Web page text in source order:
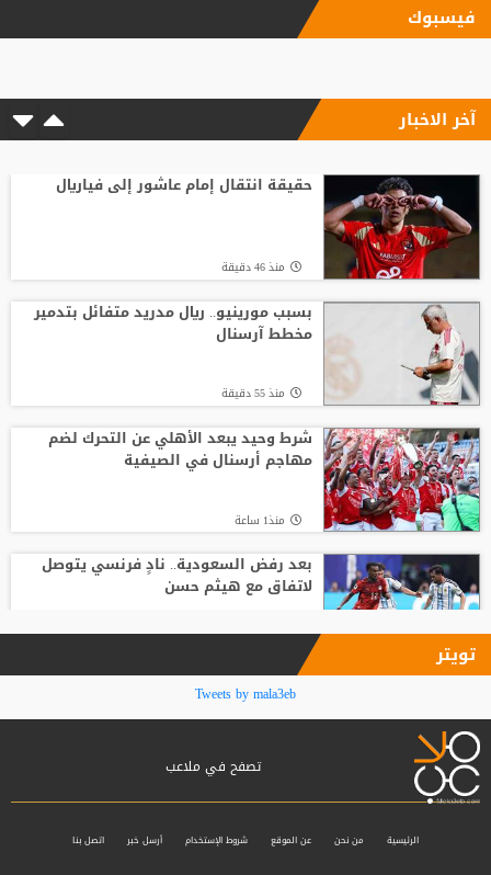
بعد رفض السعودية.. نادٍ فرنسي يتوصل
سعودي !!
الدرعية يتحرك لضم نجم الهلال !!!
من الأهلي السعودي للبريميرليج.. يايسله
يقود نيوكاسل رسميًا
فيسبوك
آخر الاخبار
حقيقة انتقال إمام عاشور إلى فياريال
منذ 46 دقيقة
بسبب مورينيو.. ريال مدريد متفائل بتدمير
مخطط آرسنال
منذ 55 دقيقة
شرط وحيد يبعد الأهلي عن التحرك لضم
مهاجم أرسنال في الصيفية
منذ1 ساعة
بعد رفض السعودية.. نادٍ فرنسي يتوصل
لاتفاق مع هيثم حسن
لماذا يعد انتقال فينيسيوس إلى أرسنال
مقامرة؟
تويتر
Tweets by mala3eb
تصفح في ملاعب
الرئيسية من نحن عن الموقع شروط الإستخدام أرسل خبر اتصل بنا